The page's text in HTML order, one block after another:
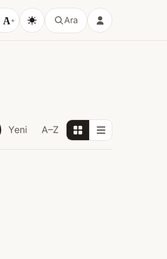
A+ Ara
Yeni A–Z